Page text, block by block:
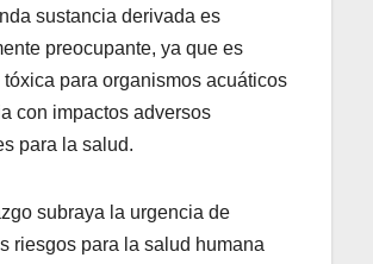
sustancia derivada es
preocupante, ya que es
tóxica para organismos acuáticos
con impactos adversos
para la salud.
subraya la urgencia de
riesgos para la salud humana